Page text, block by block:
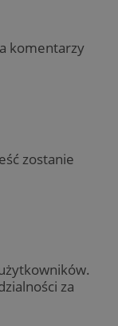
komentarzy
zostanie
za